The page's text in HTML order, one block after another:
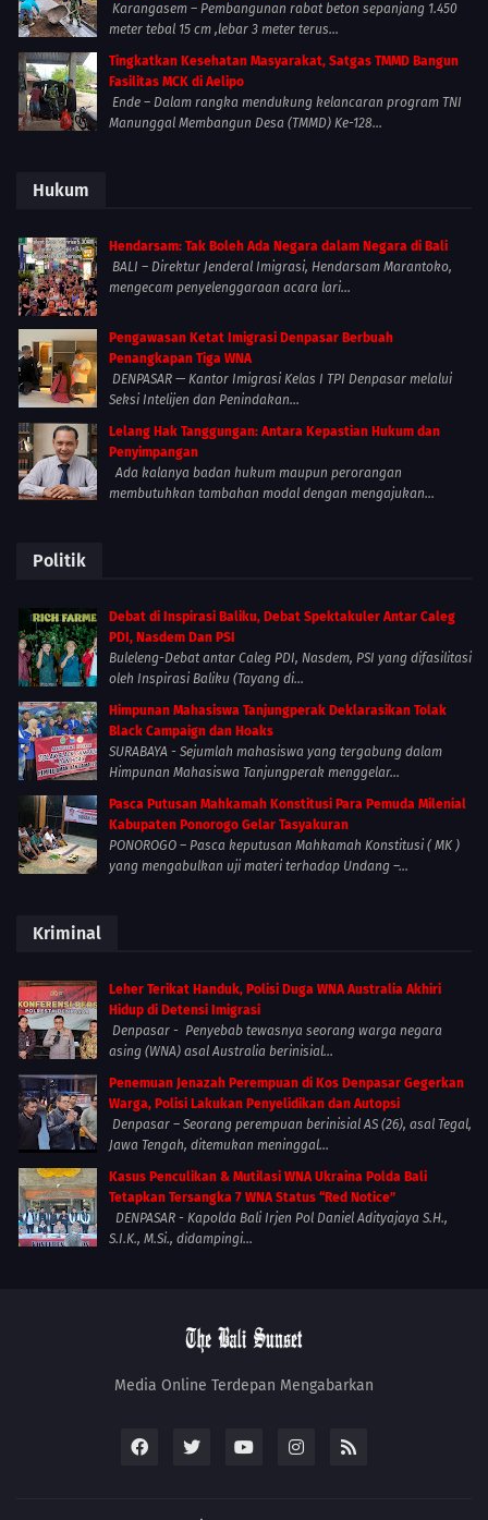
Karangasem – Pembangunan rabat beton sepanjang 1.450
meter tebal 15 cm ,lebar 3 meter terus...
Tingkatkan Kesehatan Masyarakat, Satgas TMMD Bangun
Fasilitas MCK di Aelipo
Ende – Dalam rangka mendukung kelancaran program TNI
Manunggal Membangun Desa (TMMD) Ke-128...
Hukum
Hendarsam: Tak Boleh Ada Negara dalam Negara di Bali
BALI – Direktur Jenderal Imigrasi, Hendarsam Marantoko,
mengecam penyelenggaraan acara lari...
Pengawasan Ketat Imigrasi Denpasar Berbuah
Penangkapan Tiga WNA
DENPASAR — Kantor Imigrasi Kelas I TPI Denpasar melalui
Seksi Intelijen dan Penindakan...
Lelang Hak Tanggungan: Antara Kepastian Hukum dan
Penyimpangan
Ada kalanya badan hukum maupun perorangan
membutuhkan tambahan modal dengan mengajukan...
Politik
Debat di Inspirasi Baliku, Debat Spektakuler Antar Caleg
PDI, Nasdem Dan PSI
Buleleng-Debat antar Caleg PDI, Nasdem, PSI yang difasilitasi
oleh Inspirasi Baliku (Tayang di...
Himpunan Mahasiswa Tanjungperak Deklarasikan Tolak
Black Campaign dan Hoaks
SURABAYA - Sejumlah mahasiswa yang tergabung dalam
Himpunan Mahasiswa Tanjungperak menggelar...
Pasca Putusan Mahkamah Konstitusi Para Pemuda Milenial
Kabupaten Ponorogo Gelar Tasyakuran
PONOROGO – Pasca keputusan Mahkamah Konstitusi ( MK )
yang mengabulkan uji materi terhadap Undang –...
Kriminal
Leher Terikat Handuk, Polisi Duga WNA Australia Akhiri
Hidup di Detensi Imigrasi
Denpasar - Penyebab tewasnya seorang warga negara
asing (WNA) asal Australia berinisial...
Penemuan Jenazah Perempuan di Kos Denpasar Gegerkan
Warga, Polisi Lakukan Penyelidikan dan Autopsi
Denpasar – Seorang perempuan berinisial AS (26), asal Tegal,
Jawa Tengah, ditemukan meninggal...
Kasus Penculikan & Mutilasi WNA Ukraina Polda Bali
Tetapkan Tersangka 7 WNA Status “Red Notice”
DENPASAR - Kapolda Bali Irjen Pol Daniel Adityajaya S.H.,
S.I.K., M.Si., didampingi...
Media Online Terdepan Mengabarkan